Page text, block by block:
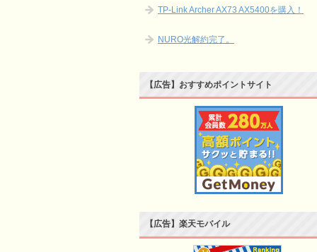
TP-Link Archer AX73 AX5400を購入！
NURO光解約完了。
【広告】おすすめポイントサイト
【広告】楽天モバイル